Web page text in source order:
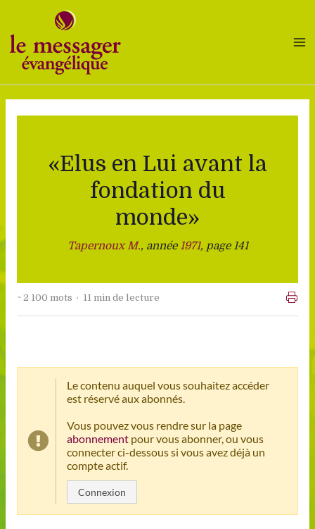
contenu
«Elus en Lui avant la
fondation du
monde»
Tapernoux M., année1971, page 141
~ 2 100 mots · 11 min de lecture
Le contenu auquel vous souhaitez accéder
est réservé aux abonnés.
Vous pouvez vous rendre sur la page
abonnementpour vous abonner, ou vous
connecter ci-dessous si vous avez déjà un
compte actif.
Connexion